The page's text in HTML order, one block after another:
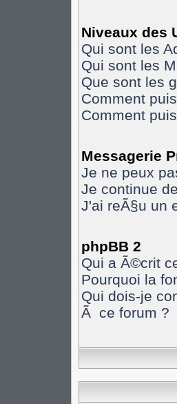
Niveaux des
Qui sont les
Qui sont les
Que sont les
Comment
Comment
Messagerie
Je ne peux
Je continue
J'ai reÃ§u un
phpBB 2
Qui a Ã©crit
Pourquoi la
Qui dois-je
Ã ce forum ?